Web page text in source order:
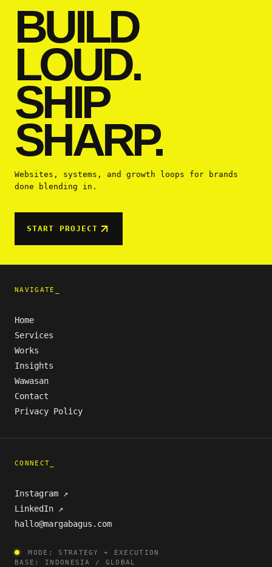
BUILD
LOUD.
SHIP
SHARP.
Websites, systems, and growth loops for brands
done blending in.
START PROJECT
NAVIGATE_
Home
Services
Works
Insights
Wawasan
Contact
Privacy Policy
CONNECT_
Instagram ↗
LinkedIn ↗
hallo@margabagus.com
MODE: STRATEGY + EXECUTION
BASE: INDONESIA / GLOBAL